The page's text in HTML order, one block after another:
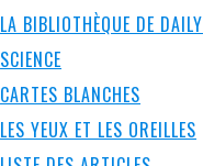
LA BIBLIOTHÈQUE DE DAILY
SCIENCE
CARTES BLANCHES
LES YEUX ET LES OREILLES